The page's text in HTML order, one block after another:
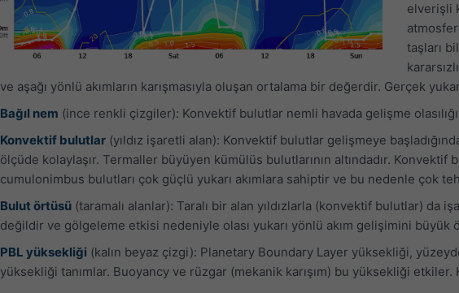
elverişli
taşları
ve aşağı yönlü akımların karışmasıyla oluşan ortalama bir değerdir. Gerçek
Bağıl nem (ince renkli çizgiler): Konvektif bulutlar nemli havada gelişme
Konvektif bulutlar (yıldız işaretli alan): Konvektif bulutlar gelişmeye
ölçüde kolaylaşır. Termaller büyüyen kümülüs bulutlarının altındadır.
cumulonimbus bulutları çok güçlü yukarı akımlara sahiptir ve bu nedenle çok
Bulut örtüsü (taramalı alanlar): Taralı bir alan yıldızlarla (konvektif bulutlar) da
değildir ve gölgeleme etkisi nedeniyle olası yukarı yönlü akım gelişimini büyük
PBL yüksekliği (kalın beyaz çizgi): Planetary Boundary Layer yüksekliği,
yüksekliği tanımlar. Buoyancy ve rüzgar (mekanik karışım) bu yüksekliği